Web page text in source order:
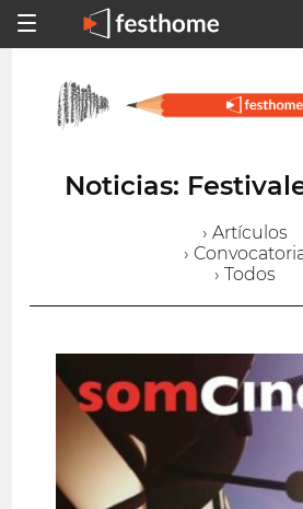
Noticias:
› Artículos
›
› Todos